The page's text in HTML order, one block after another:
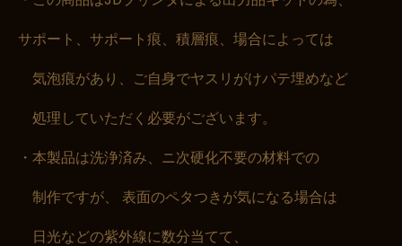
サポート、サポート痕、積層痕、場合によっては
気泡痕があり、ご自身でヤスリがけパテ埋めなど
処理していただく必要がございます。
・本製品は洗浄済み、ニ次硬化不要の材料での
制作ですが、 表面のペタつきが気になる場合は
日光などの紫外線に数分当てて、